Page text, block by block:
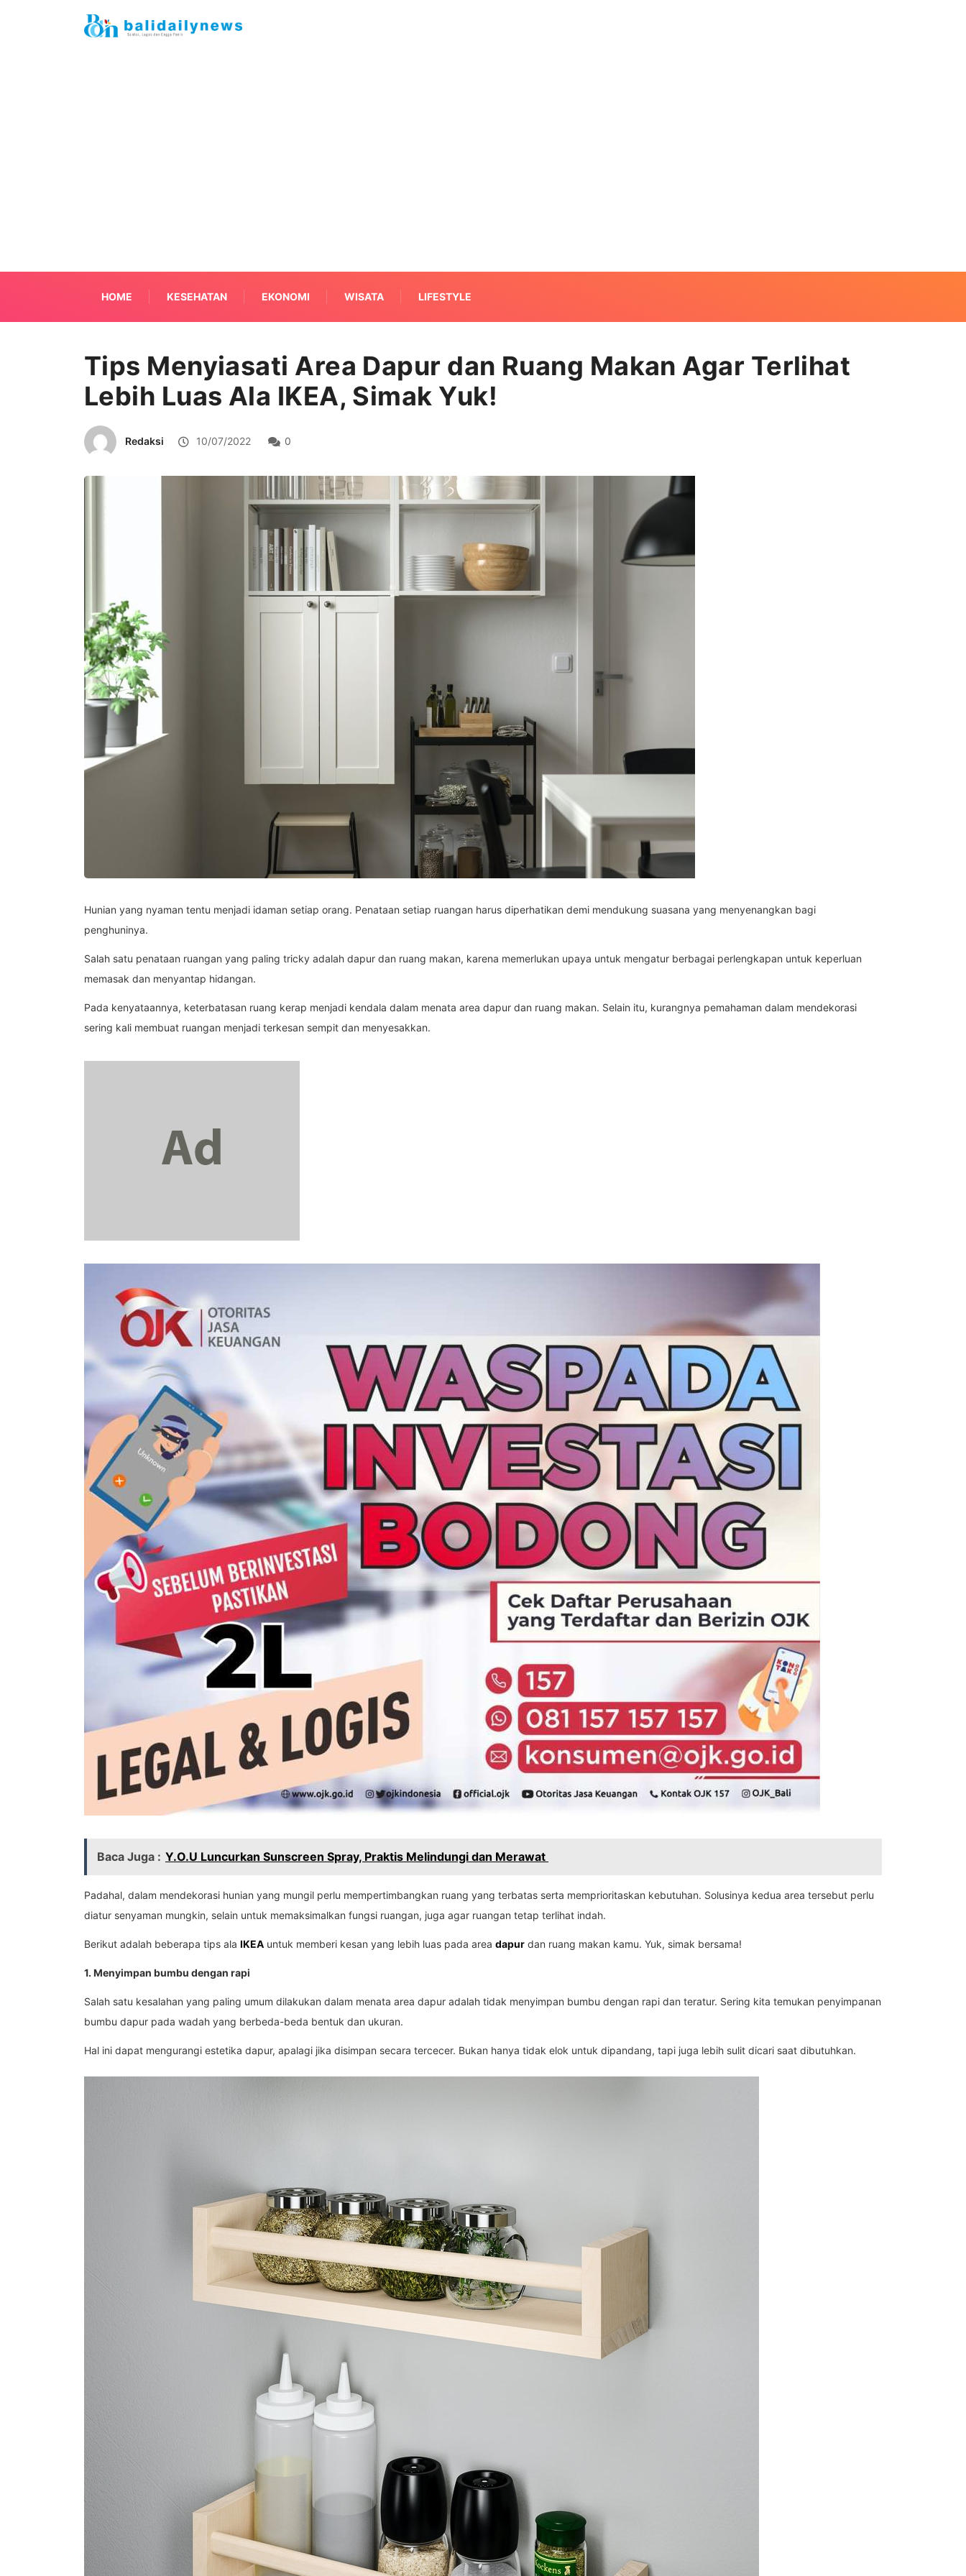
HOME KESEHATAN EKONOMI WISATA LIFESTYLE
Tips Menyiasati Area Dapur dan Ruang Makan Agar Terlihat
Lebih Luas Ala IKEA, Simak Yuk!
Redaksi 10/07/2022 0
Hunian yang nyaman tentu menjadi idaman setiap orang. Penataan setiap ruangan harus diperhatikan demi mendukung suasana yang menyenangkan bagi
penghuninya.
Salah satu penataan ruangan yang paling tricky adalah dapur dan ruang makan, karena memerlukan upaya untuk mengatur berbagai perlengkapan untuk keperluan
memasak dan menyantap hidangan.
Pada kenyataannya, keterbatasan ruang kerap menjadi kendala dalam menata area dapur dan ruang makan. Selain itu, kurangnya pemahaman dalam mendekorasi
sering kali membuat ruangan menjadi terkesan sempit dan menyesakkan.
Baca Juga : Y.O.U Luncurkan Sunscreen Spray, Praktis Melindungi dan Merawat
Padahal, dalam mendekorasi hunian yang mungil perlu mempertimbangkan ruang yang terbatas serta memprioritaskan kebutuhan. Solusinya kedua area tersebut perlu
diatur senyaman mungkin, selain untuk memaksimalkan fungsi ruangan, juga agar ruangan tetap terlihat indah.
Berikut adalah beberapa tips ala IKEA untuk memberi kesan yang lebih luas pada area dapur dan ruang makan kamu. Yuk, simak bersama!
1. Menyimpan bumbu dengan rapi
Salah satu kesalahan yang paling umum dilakukan dalam menata area dapur adalah tidak menyimpan bumbu dengan rapi dan teratur. Sering kita temukan penyimpanan
bumbu dapur pada wadah yang berbeda-beda bentuk dan ukuran.
Hal ini dapat mengurangi estetika dapur, apalagi jika disimpan secara tercecer. Bukan hanya tidak elok untuk dipandang, tapi juga lebih sulit dicari saat dibutuhkan.